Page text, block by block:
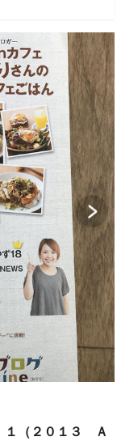
１（２０１３ Ａ